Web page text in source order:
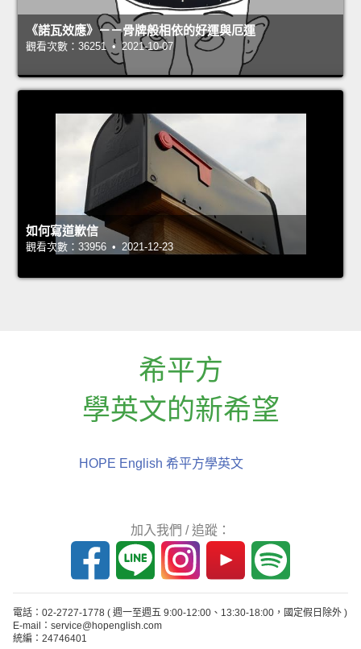
《諾瓦效應》－－骨牌般相依的好運與厄運
觀看次數：36251 • 2021-10-07
如何寫道歉信
觀看次數：33956 • 2021-12-23
希平方
學英文的新希望
HOPE English 希平方學英文
加入我們 / 追蹤：
電話：02-2727-1778 ( 週一至週五 9:00-12:00、13:30-18:00，國定假日除外 )
E-mail：service@hopenglish.com
統編：24746401